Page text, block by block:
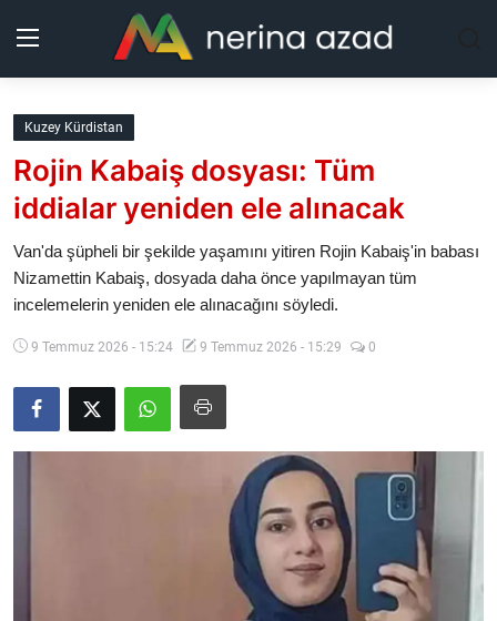
Kurdistan
Bölgeler
Güncel
Analiz
Makaleler
Galeri
Kuzey Kürdistan
Rojin Kabaiş dosyası: Tüm
iddialar yeniden ele alınacak
Van'da şüpheli bir şekilde yaşamını yitiren Rojin Kabaiş'in babası
Nizamettin Kabaiş, dosyada daha önce yapılmayan tüm
incelemelerin yeniden ele alınacağını söyledi.
9 Temmuz 2026 - 15:24 9 Temmuz 2026 - 15:29 0